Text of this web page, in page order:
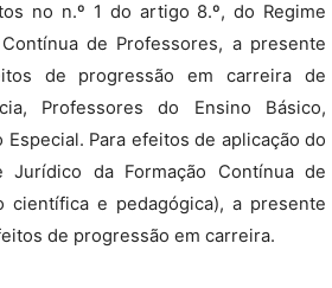
no n.º 1 do artigo 8.º, do Regime
de Professores, a presente
de progressão em carreira de
Professores do Ensino Básico,
Especial. Para efeitos de aplicação do
Jurídico da Formação Contínua de
científica e pedagógica), a presente
de progressão em carreira.